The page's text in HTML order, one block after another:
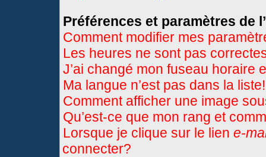
Préférences et paramètres de
Comment modifier mes
Les heures ne sont pas
J’ai changé mon fuseau horaire
Ma langue n’est pas dans la liste!
Comment afficher une image
Qu’est-ce que mon rang et
Lorsque je clique sur le lien e-
connecter?